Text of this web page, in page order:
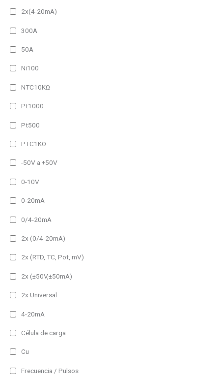
1980 lm
2960 lm
3950 lm
2x(4-20mA)
300A
50A
Ni100
NTC10KΩ
Pt1000
Pt500
PTC1KΩ
-50V a +50V
0-10V
0-20mA
0/4-20mA
2x (0/4-20mA)
2x (RTD, TC, Pot, mV)
2x (±50V,±50mA)
2x Universal
4-20mA
Célula de carga
Cu
Frecuencia / Pulsos